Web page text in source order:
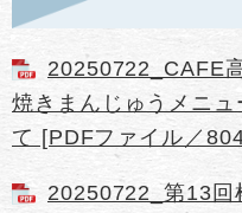
20250722_CAFE
焼きまんじゅうメニ
て [PDFファイル／
20250722_第13回